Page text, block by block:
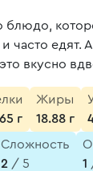
блюдо,
часто едят.
вкусно
г
Жиры
18.88 г
Сложность
2 / 5
1